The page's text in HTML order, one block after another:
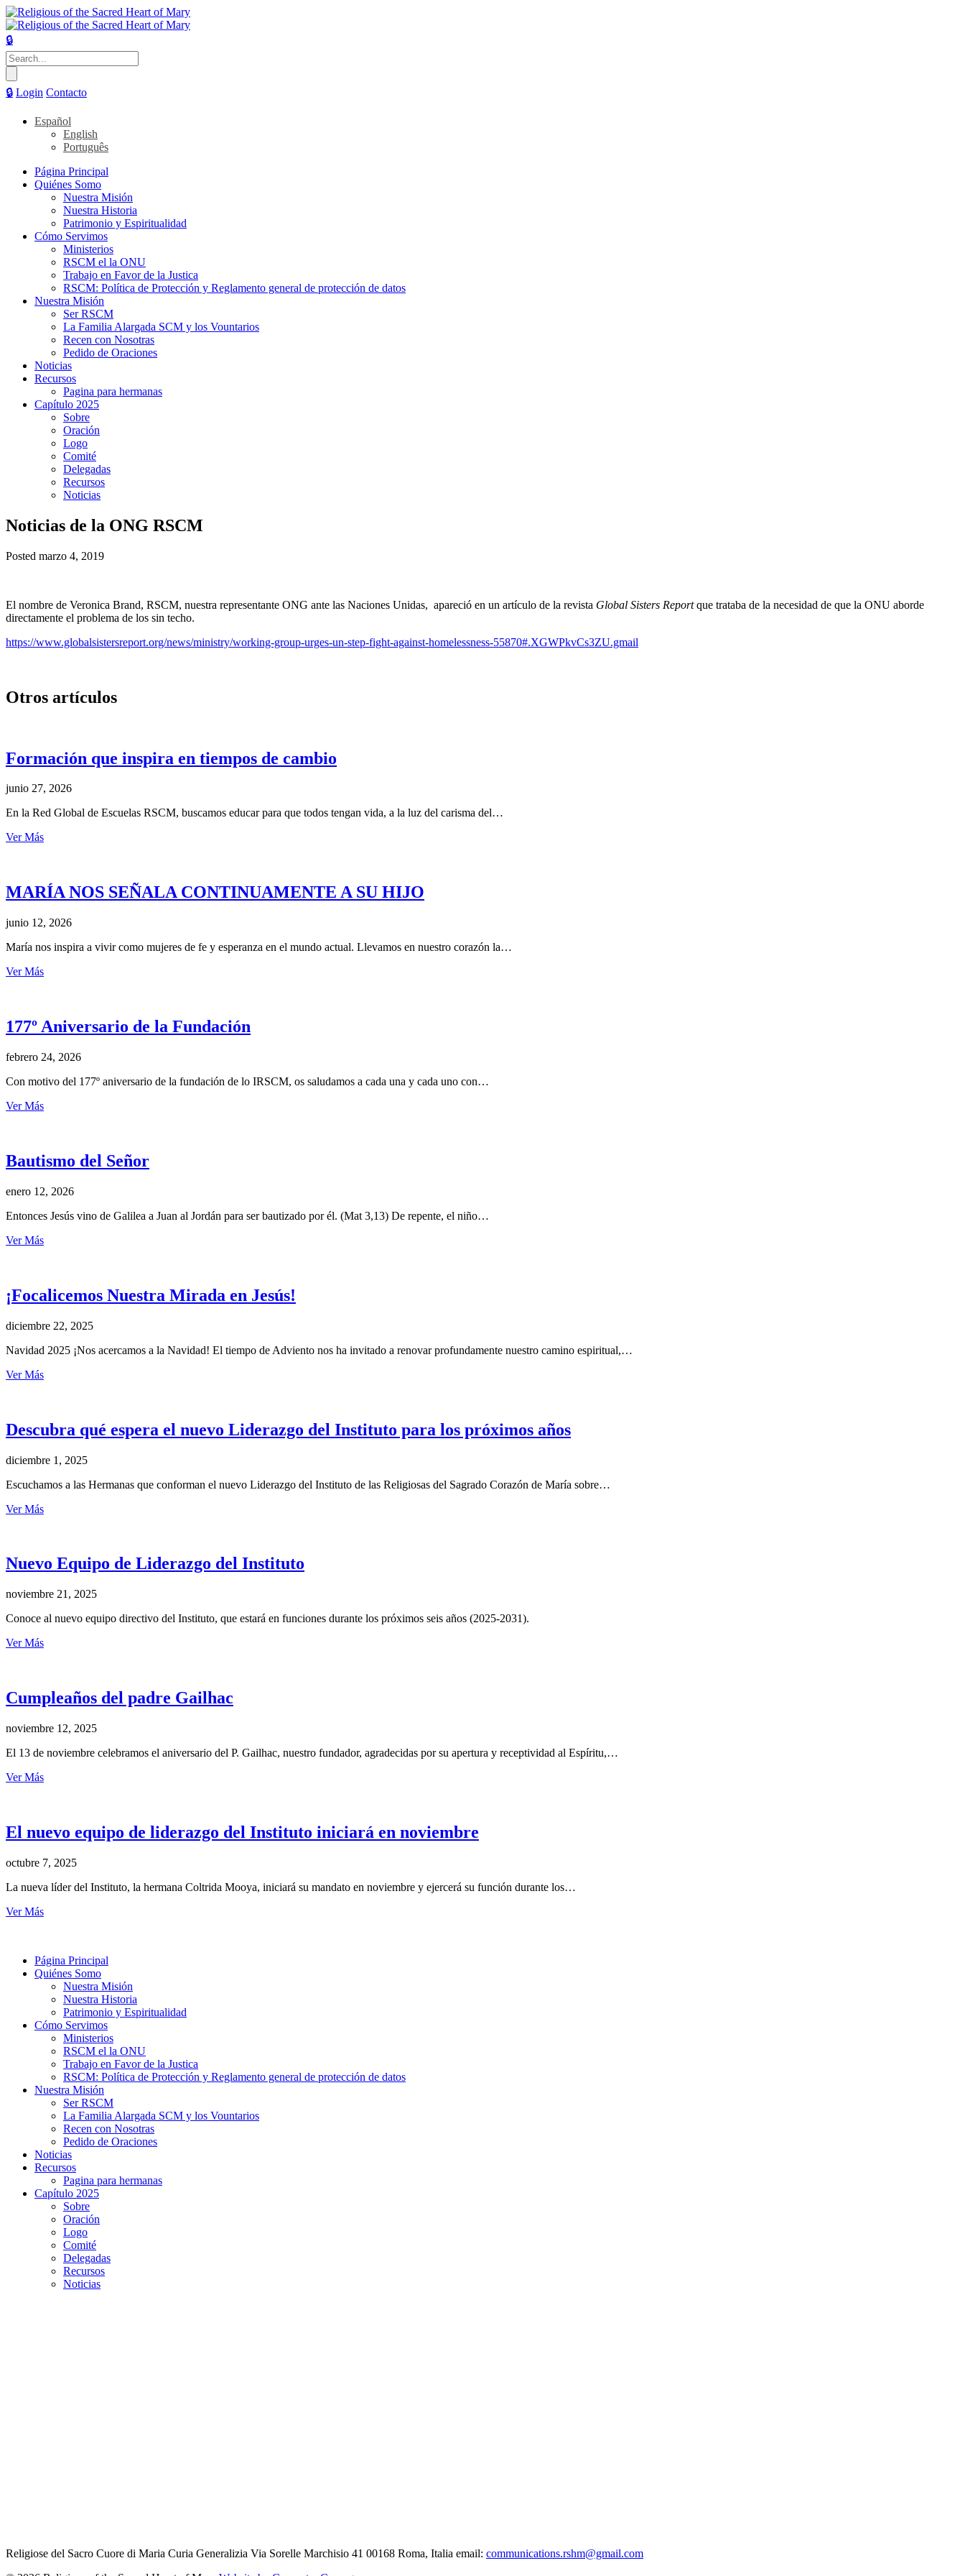
🔒
Buscar:
🔒 Login Contacto
Español
English
Português
Página Principal
Quiénes Somo
Nuestra Misión
Nuestra Historia
Patrimonio y Espiritualidad
Cómo Servimos
Ministerios
RSCM el la ONU
Trabajo en Favor de la Justica
RSCM: Política de Protección y Reglamento general de protección de datos
Nuestra Misión
Ser RSCM
La Familia Alargada SCM y los Vountarios
Recen con Nosotras
Pedido de Oraciones
Noticias
Recursos
Pagina para hermanas
Capítulo 2025
Sobre
Oración
Logo
Comité
Delegadas
Recursos
Noticias
Noticias de la ONG RSCM
Posted marzo 4, 2019
El nombre de Veronica Brand, RSCM, nuestra representante ONG ante las Naciones Unidas, apareció en un artículo de la revista Global Sisters Reportque trataba de la necesidad de que la ONU aborde
directamente el problema de los sin techo.
https://www.globalsistersreport.org/news/ministry/working-group-urges-un-step-fight-against-homelessness-55870#.XGWPkvCs3ZU.gmail
Otros artículos
Formación que inspira en tiempos de cambio
junio 27, 2026
En la Red Global de Escuelas RSCM, buscamos educar para que todos tengan vida, a la luz del carisma del…
Ver Más
MARÍA NOS SEÑALA CONTINUAMENTE A SU HIJO
junio 12, 2026
María nos inspira a vivir como mujeres de fe y esperanza en el mundo actual. Llevamos en nuestro corazón la…
Ver Más
177º Aniversario de la Fundación
febrero 24, 2026
Con motivo del 177º aniversario de la fundación de lo IRSCM, os saludamos a cada una y cada uno con…
Ver Más
Bautismo del Señor
enero 12, 2026
Entonces Jesús vino de Galilea a Juan al Jordán para ser bautizado por él. (Mat 3,13) De repente, el niño…
Ver Más
¡Focalicemos Nuestra Mirada en Jesús!
diciembre 22, 2025
Navidad 2025 ¡Nos acercamos a la Navidad! El tiempo de Adviento nos ha invitado a renovar profundamente nuestro camino espiritual,…
Ver Más
Descubra qué espera el nuevo Liderazgo del Instituto para los próximos años
diciembre 1, 2025
Escuchamos a las Hermanas que conforman el nuevo Liderazgo del Instituto de las Religiosas del Sagrado Corazón de María sobre…
Ver Más
Nuevo Equipo de Liderazgo del Instituto
noviembre 21, 2025
Conoce al nuevo equipo directivo del Instituto, que estará en funciones durante los próximos seis años (2025-2031).
Ver Más
Cumpleaños del padre Gailhac
noviembre 12, 2025
El 13 de noviembre celebramos el aniversario del P. Gailhac, nuestro fundador, agradecidas por su apertura y receptividad al Espíritu,…
Ver Más
El nuevo equipo de liderazgo del Instituto iniciará en noviembre
octubre 7, 2025
La nueva líder del Instituto, la hermana Coltrida Mooya, iniciará su mandato en noviembre y ejercerá su función durante los…
Ver Más
Página Principal
Quiénes Somo
Nuestra Misión
Nuestra Historia
Patrimonio y Espiritualidad
Cómo Servimos
Ministerios
RSCM el la ONU
Trabajo en Favor de la Justica
RSCM: Política de Protección y Reglamento general de protección de datos
Nuestra Misión
Ser RSCM
La Familia Alargada SCM y los Vountarios
Recen con Nosotras
Pedido de Oraciones
Noticias
Recursos
Pagina para hermanas
Capítulo 2025
Sobre
Oración
Logo
Comité
Delegadas
Recursos
Noticias
Religiose del Sacro Cuore di Maria Curia Generalizia Via Sorelle Marchisio 41 00168 Roma, Italia email: communications.rshm@gmail.com